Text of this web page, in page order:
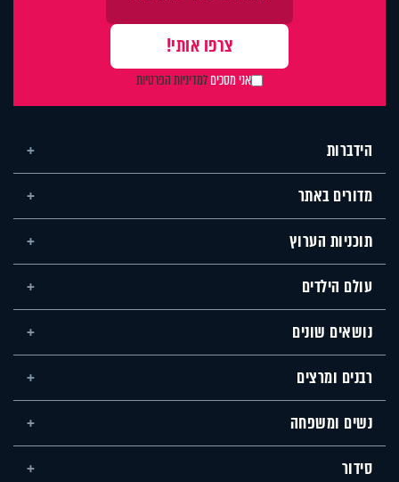
אני מסכיםלמדיניות הפרטיות
הידברות
מדורים באתר
תוכניות הערוץ
עולם הילדים
נושאים שונים
רבנים ומרצים
נשים ומשפחה
סידור